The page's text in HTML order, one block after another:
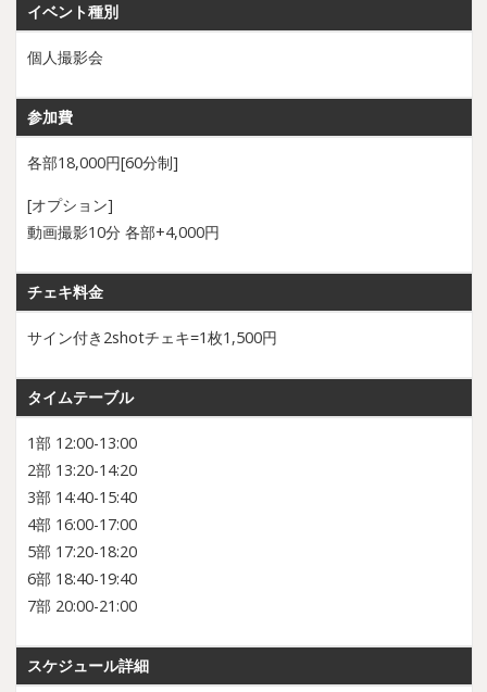
イベント種別
個人撮影会
参加費
各部18,000円[60分制]
[オプション]
動画撮影10分 各部+4,000円
チェキ料金
サイン付き2shotチェキ=1枚1,500円
タイムテーブル
1部 12:00-13:00
2部 13:20-14:20
3部 14:40-15:40
4部 16:00-17:00
5部 17:20-18:20
6部 18:40-19:40
7部 20:00-21:00
スケジュール詳細